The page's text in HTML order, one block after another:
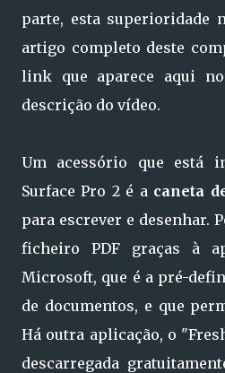
parte, esta superioridade
artigo completo deste
link que aparece aqui
descrição do vídeo.
Um acessório que está
Surface Pro 2 é a caneta
para escrever e desenhar.
ficheiro PDF graças à
Microsoft, que é a pré-
de documentos, e que
Há outra aplicação, o
descarregada